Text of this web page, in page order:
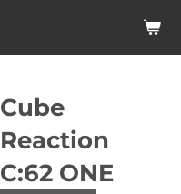
Cube
Reaction
C:62 ONE